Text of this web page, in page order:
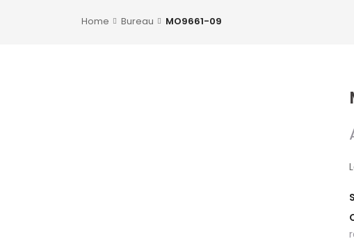
Home Bureau MO9661-09